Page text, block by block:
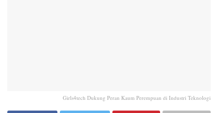
Girls4tech Dukung Peran Kaum Perempuan di Industri Teknologi